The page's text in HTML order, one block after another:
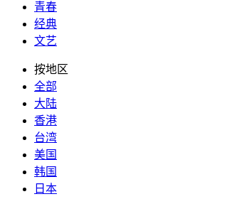
青春
经典
文艺
按地区
全部
大陆
香港
台湾
美国
韩国
日本